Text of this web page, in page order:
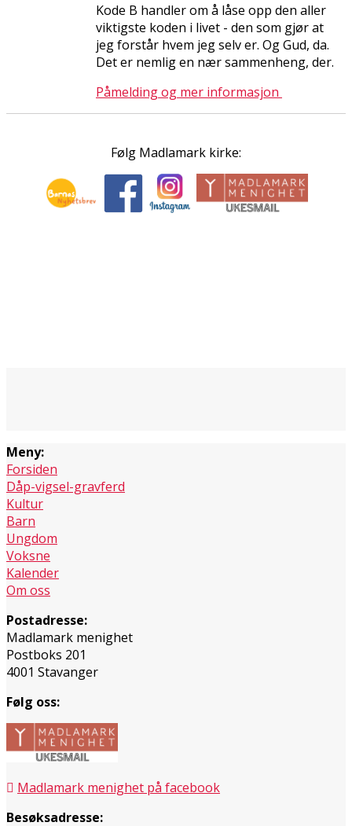
Kode B handler om å låse opp den aller
viktigste koden i livet - den som gjør at
jeg forstår hvem jeg selv er. Og Gud, da.
Det er nemlig en nær sammenheng, der.
Påmelding og mer informasjon
Følg Madlamark kirke:
Meny:
Forsiden
Dåp-vigsel-gravferd
Kultur
Barn
Ungdom
Voksne
Kalender
Om oss
Postadresse:
Madlamark menighet
Postboks 201
4001 Stavanger
Følg oss:
Madlamark menighet på facebook
Besøksadresse: